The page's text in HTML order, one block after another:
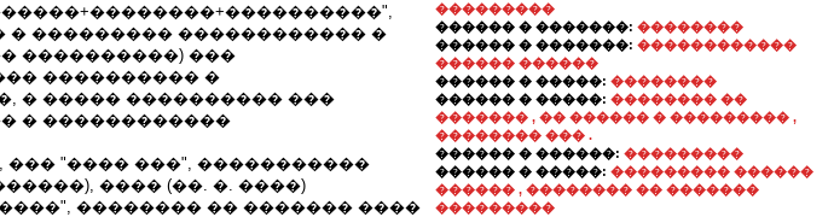
��������� ������������ �
����������) ���
���������� �
� ����� ���������� ���
� ������������
��� "���� ���", �����������
���� (��. �. ����)
"����", �������� �� ������� ����
���������
������ � �������: ��������
������ � �������: ������������
������ ������
������ � �����: ��������
������ � �����: �������� ��
������� , �� ������ � ��������� ,
�������� ��� .
������ � ������: ���������
������ � �����: ��������� ������
������ , �������� �� �������
���������